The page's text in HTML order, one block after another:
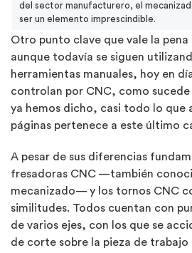
del sector manufacturero, el
ser un elemento imprescindible.
Otro punto clave que vale la pena
aunque todavía se siguen
herramientas manuales, hoy en
controlan por CNC, como
ya hemos dicho, casi todo lo que
páginas pertenece a este último
A pesar de sus diferencias
fresadoras CNC —también
mecanizado— y los tornos CNC
similitudes. Todos cuentan con
de varios ejes, con los que se
de corte sobre la pieza de trabajo